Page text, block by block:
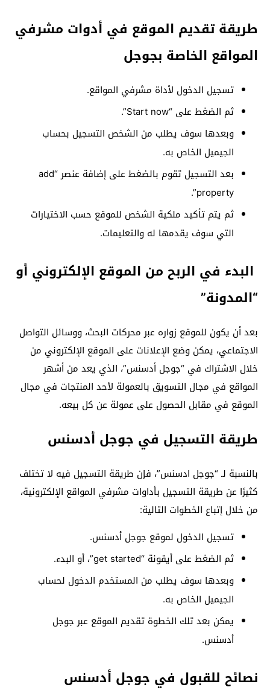
طريقة تقديم الموقع في أدوات مشرفي
المواقع الخاصة بجوجل
تسجيل الدخول لأداة مشرفي المواقع.
ثم الضغط على “Start now”.
وبعدها سوف يطلب من الشخص التسجيل بحساب
الجيميل الخاص به.
بعد التسجيل تقوم بالضغط على إضافة عنصر “add
property”.
ثم يتم تأكيد ملكية الشخص للموقع حسب الاختيارات
التي سوف يقدمها له والتعليمات.
البدء في الربح من الموقع الإلكتروني أو
“المدونة”
بعد أن يكون للموقع زواره عبر محركات البحث، ووسائل التواصل
الاجتماعي، يمكن وضع الإعلانات على الموقع الإلكتروني من
خلال الاشتراك في “جوجل أدسنس”، الذي يعد من أشهر
المواقع في مجال التسويق بالعمولة لأحد المنتجات في مجال
الموقع في مقابل الحصول على عمولة عن كل بيعه.
طريقة التسجيل في جوجل أدسنس
بالنسبة لـ “جوجل ادسنس”، فإن طريقة التسجيل فيه لا تختلف
كثيرًا عن طريقة التسجيل بأداوات مشرفي المواقع الإلكترونية،
من خلال إتباع الخطوات التالية:
تسجيل الدخول لموقع جوجل أدسنس.
ثم الضغط على أيقونة “get started”، أو البدء.
وبعدها سوف يطلب من المستخدم الدخول لحساب
الجيميل الخاص به.
يمكن بعد تلك الخطوة تقديم الموقع عبر جوجل
أدسنس.
نصائح للقبول في جوجل أدسنس